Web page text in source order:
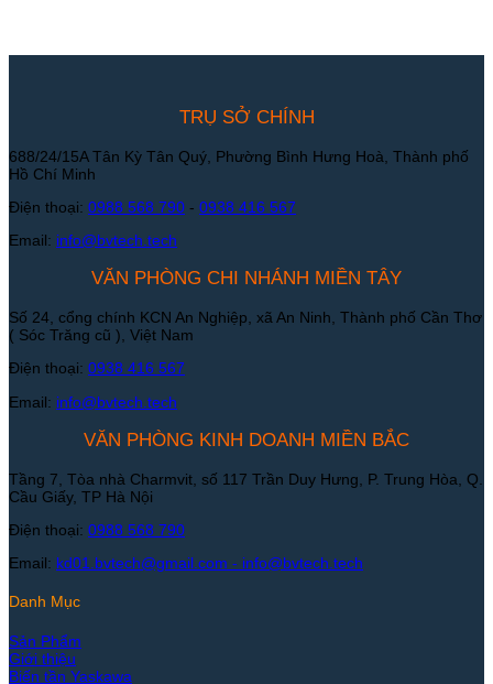
TRỤ SỞ CHÍNH
688/24/15A Tân Kỳ Tân Quý, Phường Bình Hưng Hoà, Thành phố
Hồ Chí Minh
Điện thoại: 0988 568 790 - 0938 416 567
Email: info@bvtech.tech
VĂN PHÒNG CHI NHÁNH MIỀN TÂY
Số 24, cổng chính KCN An Nghiệp, xã An Ninh, Thành phố Cần Thơ
( Sóc Trăng cũ ), Việt Nam
Điện thoại: 0938 416 567
Email: info@bvtech.tech
VĂN PHÒNG KINH DOANH MIỀN BẮC
Tầng 7, Tòa nhà Charmvit, số 117 Trần Duy Hưng, P. Trung Hòa, Q.
Cầu Giấy, TP Hà Nội
Điện thoại: 0988 568 790
Email: kd01.bvtech@gmail.com - info@bvtech.tech
Danh Mục
Sản Phẩm
Giới thiệu
Biến tần Yaskawa